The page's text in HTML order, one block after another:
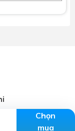
Chọn
mua
Cần Thơ